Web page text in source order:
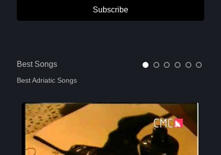
Subscribe
Best Songs
Best Adriatic Songs